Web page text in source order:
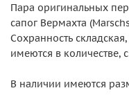
Пара оригинальных
сапог Вермахта
Сохранность
имеются в количестве,
В наличии имеются